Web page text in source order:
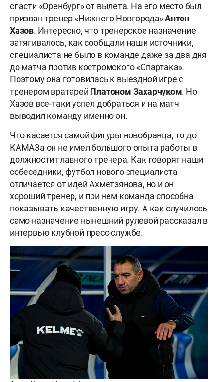
спасти «Оренбург» от вылета. На его место был
призван тренер «Нижнего Новгорода»Антон
Хазов. Интересно, что тренерское назначение
затягивалось, как сообщали наши источники,
специалиста не было в команде даже за два дня
до матча против костромского «Спартака».
Поэтому она готовилась к выездной игре с
тренером вратарей Платоном Захарчуком. Но
Хазов все-таки успел добраться и на матч
выводил команду именно он.
Что касается самой фигуры новобранца, то до
КАМАЗа он не имел большого опыта работы в
должности главного тренера. Как говорят наши
собеседники, футбол нового специалиста
отличается от идей Ахметзянова, но и он
хороший тренер, и при нем команда способна
показывать качественную игру. А как случилось
само назначение нынешний рулевой рассказал в
интервью клубной пресс-службе.